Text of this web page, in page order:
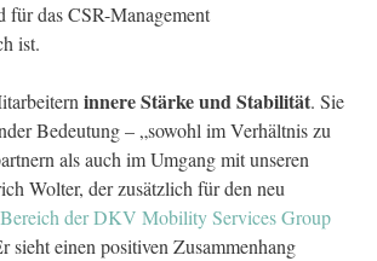
für das CSR-Management
ist.
innere Stärke und Stabilität. Sie
Bedeutung – „sowohl im Verhältnis zu
als auch im Umgang mit unseren
Wolter, der zusätzlich für den neu
der DKV Mobility Services Group
sieht einen positiven Zusammenhang